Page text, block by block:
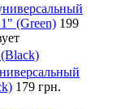
(Green) 199
179 грн.